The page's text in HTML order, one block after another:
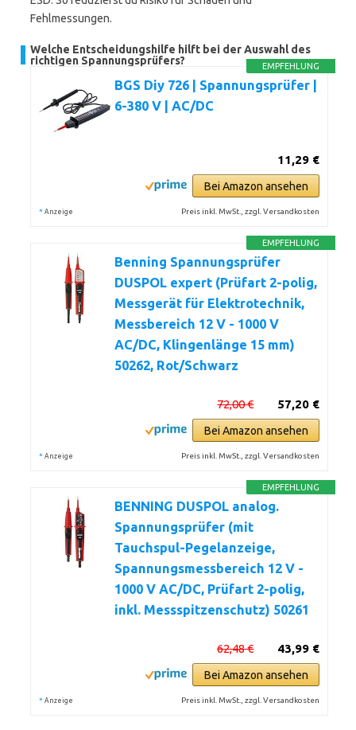
Fehlmessungen.
Welche Entscheidungshilfe hilft bei der Auswahl des
richtigen Spannungsprüfers?
EMPFEHLUNG
BGS Diy 726 | Spannungsprüfer |
6-380 V | AC/DC
11,29 €
Bei Amazon ansehen
* Anzeige Preis inkl. MwSt., zzgl. Versandkosten
EMPFEHLUNG
Benning Spannungsprüfer
DUSPOL expert (Prüfart 2-polig,
Messgerät für Elektrotechnik,
Messbereich 12 V - 1000 V
AC/DC, Klingenlänge 15 mm)
50262, Rot/Schwarz
57,20 €
72,00 €
Bei Amazon ansehen
* Anzeige Preis inkl. MwSt., zzgl. Versandkosten
EMPFEHLUNG
BENNING DUSPOL analog.
Spannungsprüfer (mit
Tauchspul-Pegelanzeige,
Spannungsmessbereich 12 V -
1000 V AC/DC, Prüfart 2-polig,
inkl. Messspitzenschutz) 50261
43,99 €
62,48 €
Bei Amazon ansehen
* Anzeige Preis inkl. MwSt., zzgl. Versandkosten